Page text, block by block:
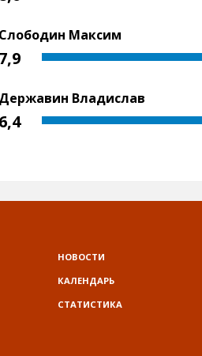
НОВОСТИ
КАЛЕНДАРЬ
СТАТИСТИКА